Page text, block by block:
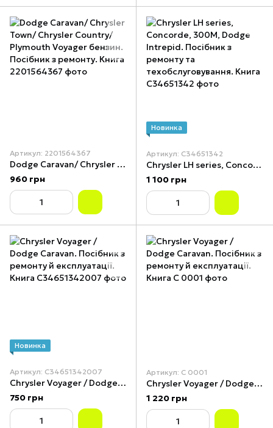
Артикул: 2201564367
Dodge Caravan/ Chrysler Town/ Chrysler Country/ Plymouth Voyager бензин. Посібник з ремонту. Книга
960 грн
Новинка
Артикул: С34651342
Chrysler LH series, Concorde, 300M, Dodge Intrepid. Посібник з ремонту та техобслуговування. Книга
1 100 грн
Новинка
Артикул: С34651342007
Chrysler Voyager / Dodge Caravan. Посібник з ремонту й експлуатації. Книга
750 грн
Артикул: C 0001
Chrysler Voyager / Dodge Caravan. Посібник з ремонту й експлуатації. Книга
1 220 грн